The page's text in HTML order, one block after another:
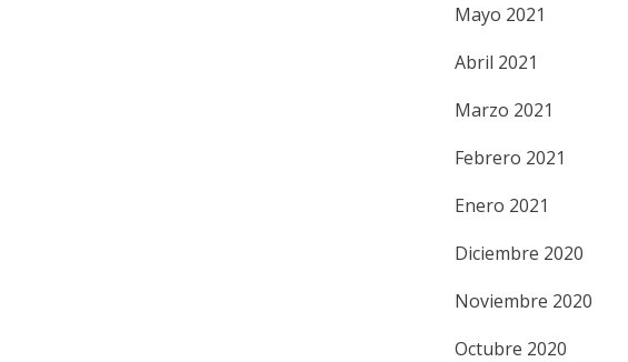
Mayo 2021
Abril 2021
Marzo 2021
Febrero 2021
Enero 2021
Diciembre 2020
Noviembre 2020
Octubre 2020